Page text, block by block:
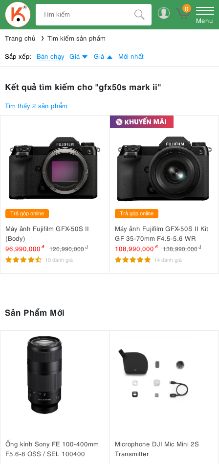
0
Menu
Trang chủ Tìm kiếm sản phẩm
Sắp xếp: Bán chạy Giá Giá Mới nhất
Kết quả tìm kiếm cho "gfx50s mark ii"
Tìm thấy 2 sản phẩm
Trả góp online
Máy ảnh Fujifilm GFX-50S II
(Body)
96,990,000 đ 126,990,000đ
10 đánh giá
Trả góp online
Máy ảnh Fujifilm GFX-50S II Kit
GF 35-70mm F4.5-5.6 WR
108,990,000 đ 138,990,000 đ
14 đánh giá
Sản Phẩm Mới
Ống kính Sony FE 100-400mm
F5.6-8 OSS / SEL 100400
Microphone DJI Mic Mini 2S
Transmitter